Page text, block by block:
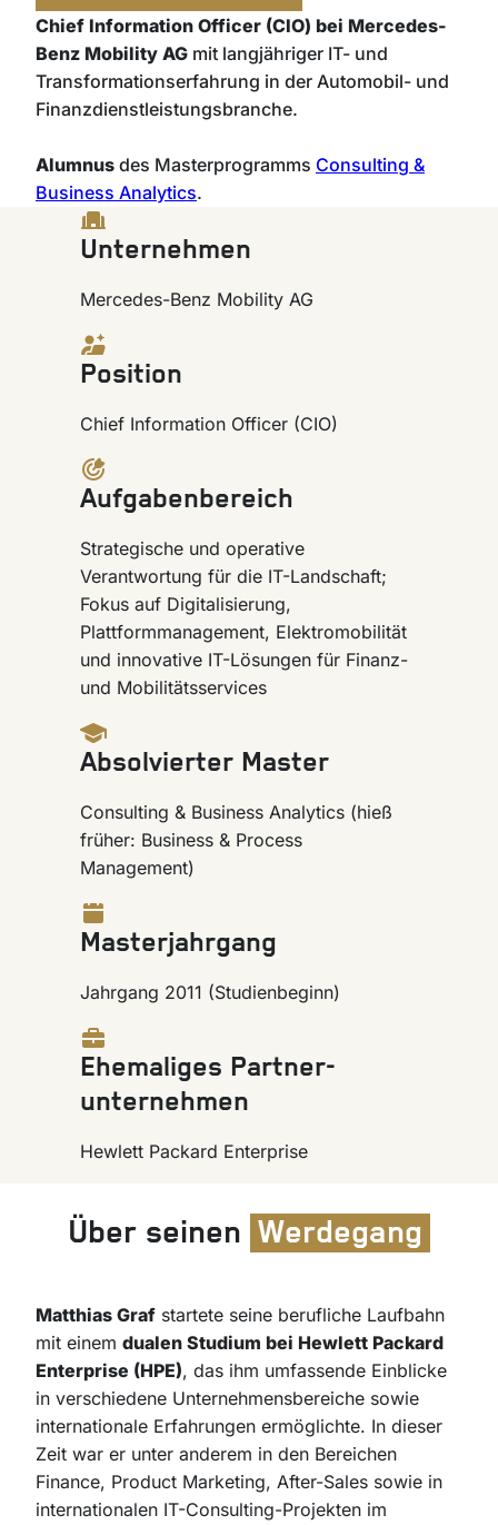
Chief Information Officer (CIO) bei Mercedes-
Benz Mobility AG mit langjähriger IT- und
Transformationserfahrung in der Automobil- und
Finanzdienstleistungsbranche.
Alumnus des Masterprogramms Consulting &
Business Analytics.
Unternehmen
Mercedes-Benz Mobility AG
Position
Chief Information Officer (CIO)
Aufgabenbereich
Strategische und operative
Verantwortung für die IT-Landschaft;
Fokus auf Digitalisierung,
Plattformmanagement, Elektromobilität
und innovative IT-Lösungen für Finanz-
und Mobilitätsservices
Absolvierter Master
Consulting & Business Analytics (hieß
früher: Business & Process
Management)
Masterjahrgang
Jahrgang 2011 (Studienbeginn)
Ehemaliges Partner-
unternehmen
Hewlett Packard Enterprise
Über seinen Werdegang
Matthias Graf startete seine berufliche Laufbahn
mit einem dualen Studium bei Hewlett Packard
Enterprise (HPE), das ihm umfassende Einblicke
in verschiedene Unternehmensbereiche sowie
internationale Erfahrungen ermöglichte. In dieser
Zeit war er unter anderem in den Bereichen
Finance, Product Marketing, After-Sales sowie in
internationalen IT-Consulting-Projekten im